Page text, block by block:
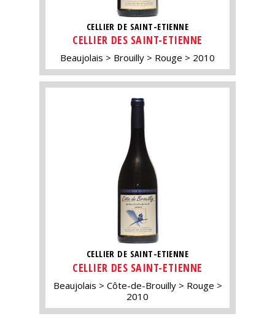
CELLIER DE SAINT-ETIENNE
CELLIER DES SAINT-ETIENNE
Beaujolais Brouilly Rouge 2010
CELLIER DE SAINT-ETIENNE
CELLIER DES SAINT-ETIENNE
Beaujolais Côte-de-Brouilly
Rouge
2010